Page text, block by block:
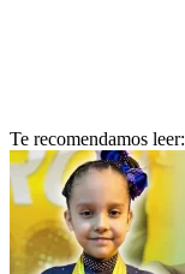
Te recomendamos leer: